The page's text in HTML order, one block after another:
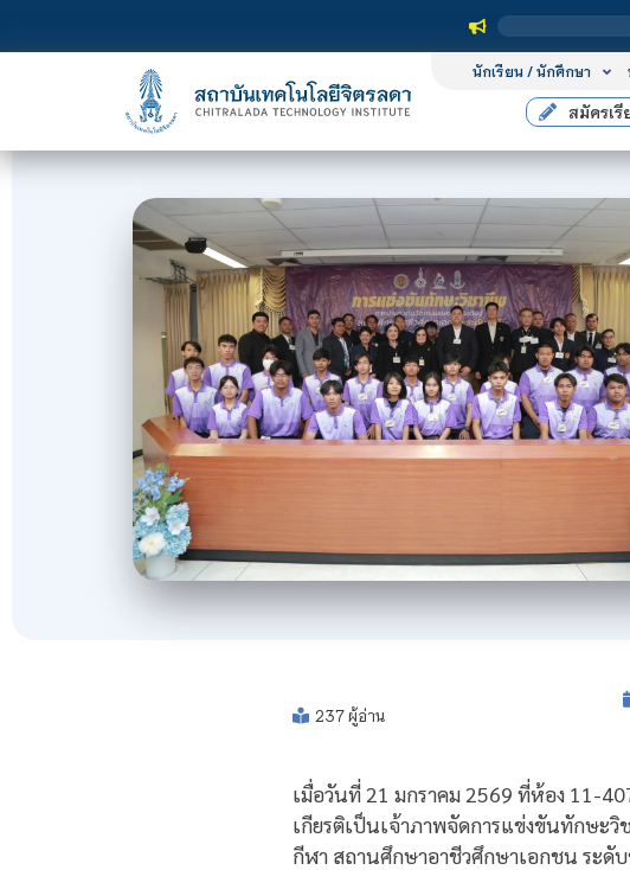
นักเรียน / นักศึกษา
สมัครเรี
237 ผู้อ่าน
เมื่อวันที่ 21 มกราคม 2569 ที่ห้อง 11-
เกียรติเป็นเจ้าภาพจัดการแข่งขันทักษะ
กีฬา สถานศึกษาอาชีวศึกษาเอกชน ระดั